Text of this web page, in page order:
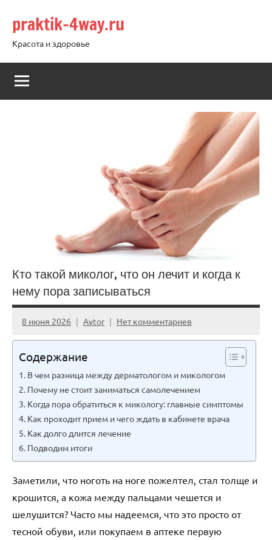
содержимому
praktik-4way.ru
Красота и здоровье
Кто такой миколог, что он лечит и когда к
нему пора записываться
8 июня 2026 Avtor Нет комментариев
Содержание
В чем разница между дерматологом и микологом
Почему не стоит заниматься самолечением
Когда пора обратиться к микологу: главные симптомы
Как проходит прием и чего ждать в кабинете врача
Как долго длится лечение
Подводим итоги
Заметили, что ноготь на ноге пожелтел, стал толще и
крошится, а кожа между пальцами чешется и
шелушится? Часто мы надеемся, что это просто от
тесной обуви, или покупаем в аптеке первую